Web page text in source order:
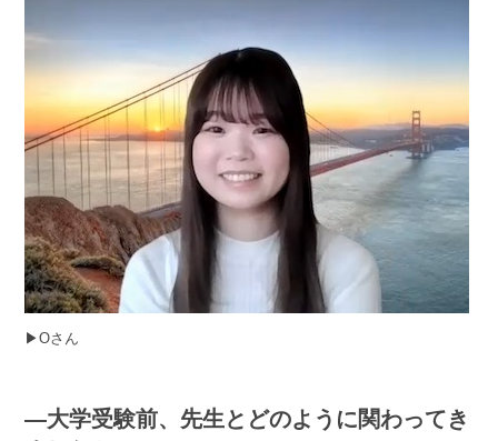
▶︎Oさん
―大学受験前、先生とどのように関わってき